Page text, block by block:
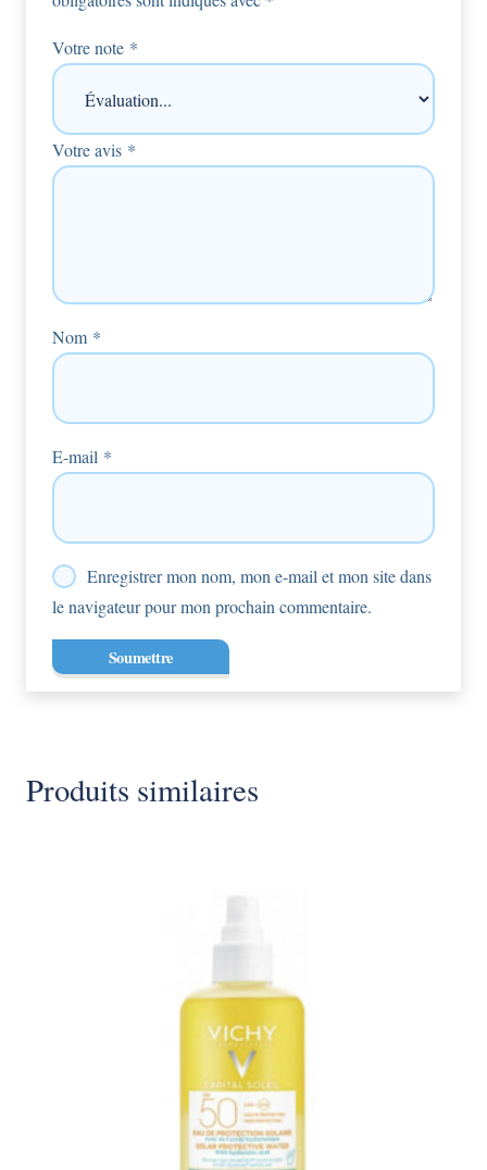
Votre note *
Votre avis *
Nom *
E-mail *
Enregistrer mon nom, mon e-mail et mon site dans
le navigateur pour mon prochain commentaire.
Produits similaires